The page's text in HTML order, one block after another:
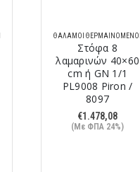
ΘΆΛΑΜΟΙ ΘΕΡΜΑΙΝΌΜΕΝΟΙ
Στόφα 8
λαμαρινών 40×60
cm ή GN 1/1
PL9008 Piron /
8097
€1.478,08
(Με ΦΠΑ 24%)